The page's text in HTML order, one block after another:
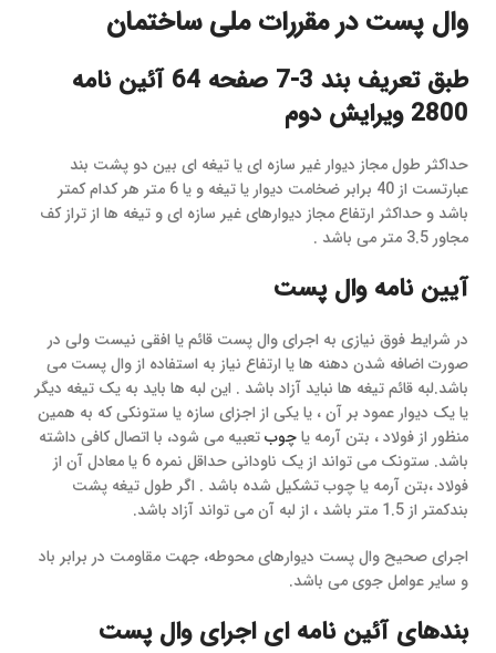
وال پست در مقررات ملی ساختمان
طبق تعریف بند 3-7 صفحه 64 آئین نامه
2800 ویرایش دوم
حداکثر طول مجاز دیوار غیر سازه ای یا تیغه ای بین دو پشت بند
عبارتست از 40 برابر ضخامت دیوار یا تیغه و یا 6 متر هر کدام کمتر
باشد و حداکثر ارتفاع مجاز دیوارهای غیر سازه ای و تیغه ها از تراز کف
مجاور 3.5 متر می باشد .
آیین نامه وال پست
در شرایط فوق نیازی به اجرای وال پست قائم یا افقی نیست ولی در
صورت اضافه شدن دهنه ها یا ارتفاع نیاز به استفاده از وال پست می
باشد.لبه قائم تیغه ها نباید آزاد باشد . این لبه ها باید به یک تیغه دیگر
یا یک دیوار عمود بر آن ، یا یکی از اجزای سازه یا ستونکی که به همین
منظور از فولاد ، بتن آرمه یاچوبتعبیه می شود، با اتصال کافی داشته
باشد. ستونک می تواند از یک ناودانی حداقل نمره 6 یا معادل آن از
فولاد ،بتن آرمه یا چوب تشکیل شده باشد . اگر طول تیغه پشت
بندکمتر از 1.5 متر باشد ، از لبه آن می تواند آزاد باشد.
اجرای صحیح وال پست دیوارهای محوطه، جهت مقاومت در برابر باد
و سایر عوامل جوی می باشد.
بندهای آئین نامه ای اجرای وال پست